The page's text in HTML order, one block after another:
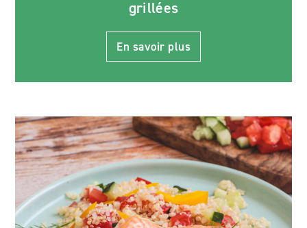
grillées
En savoir plus